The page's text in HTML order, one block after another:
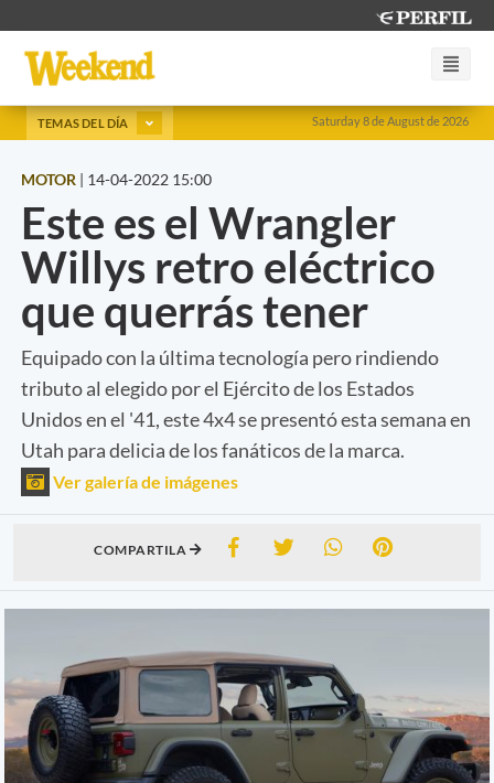
Saturday 8 de August de 2026
TEMAS DEL DÍA
MOTOR | 14-04-2022 15:00
Este es el Wrangler
Willys retro eléctrico
que querrás tener
Equipado con la última tecnología pero rindiendo
tributo al elegido por el Ejército de los Estados
Unidos en el '41, este 4x4 se presentó esta semana en
Utah para delicia de los fanáticos de la marca.
Ver galería de imágenes
COMPARTILA